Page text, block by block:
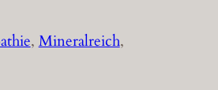
, Mineralreich